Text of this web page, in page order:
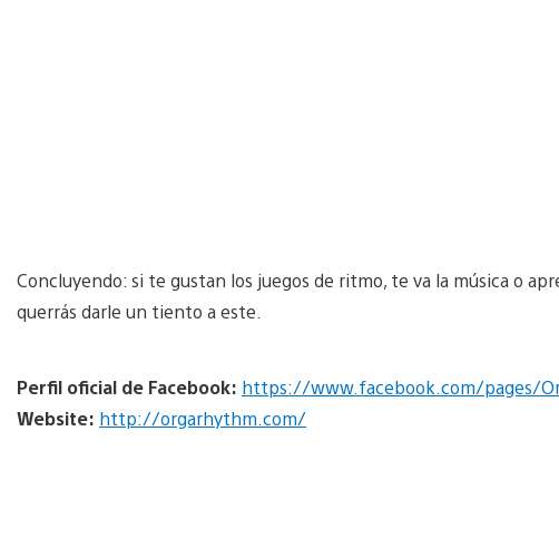
Concluyendo: si te gustan los juegos de ritmo, te va la música o
querrás darle un tiento a este.
Perfil oficial de Facebook: https://www.facebook.com/pages/
Website: http://orgarhythm.com/